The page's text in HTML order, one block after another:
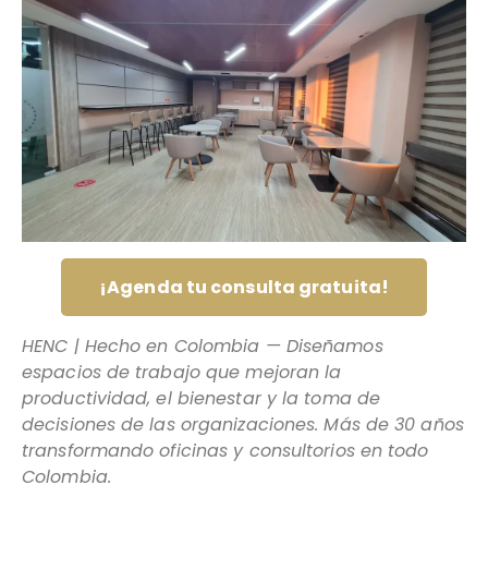
¡Agenda tu consulta gratuita!
HENC | Hecho en Colombia — Diseñamos
espacios de trabajo que mejoran la
productividad, el bienestar y la toma de
decisiones de las organizaciones. Más de 30 años
transformando oficinas y consultorios en todo
Colombia.